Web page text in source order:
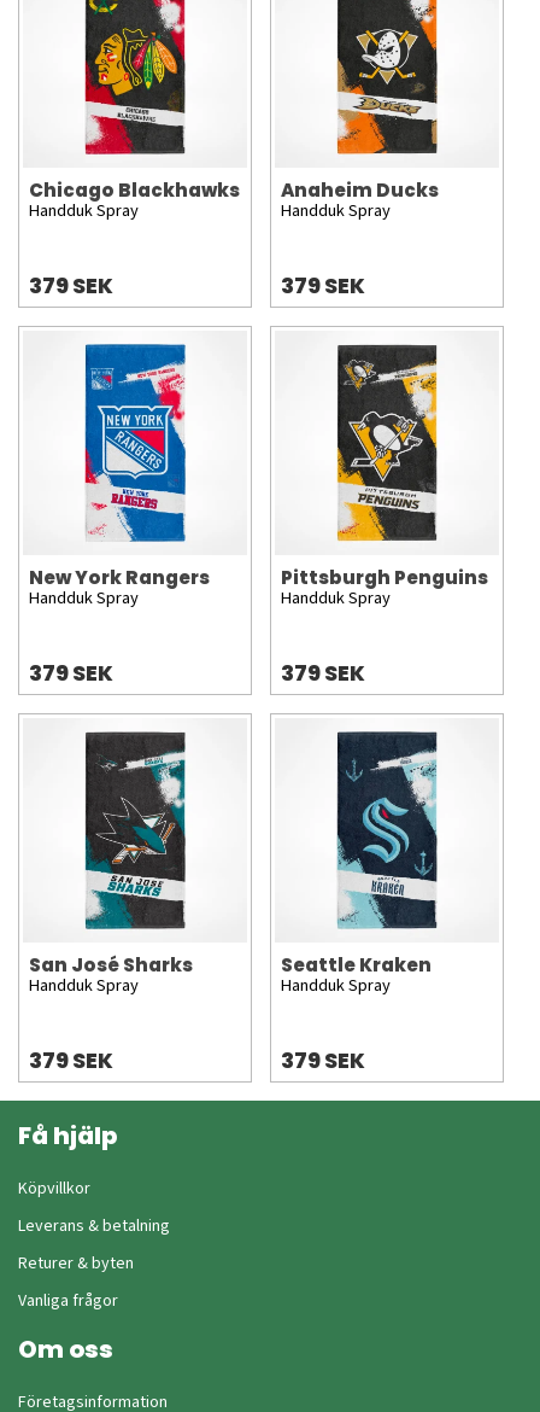
Chicago Blackhawks
Handduk Spray
379 SEK
Anaheim Ducks
Handduk Spray
379 SEK
New York Rangers
Handduk Spray
379 SEK
Pittsburgh Penguins
Handduk Spray
379 SEK
San José Sharks
Handduk Spray
379 SEK
Seattle Kraken
Handduk Spray
379 SEK
Få hjälp
Köpvillkor
Leverans & betalning
Returer & byten
Vanliga frågor
Om oss
Företagsinformation